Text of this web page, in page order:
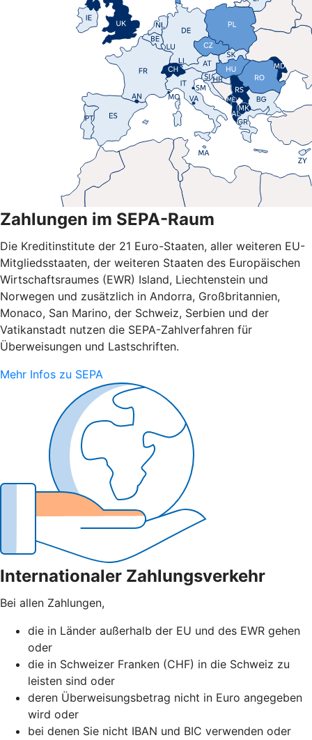
Zahlungen im SEPA-Raum
Die Kreditinstitute der 21 Euro-Staaten, aller weiteren EU-
Mitgliedsstaaten, der weiteren Staaten des Europäischen
Wirtschaftsraumes (EWR) Island, Liechtenstein und
Norwegen und zusätzlich in Andorra, Großbritannien,
Monaco, San Marino, der Schweiz, Serbien und der
Vatikanstadt nutzen die SEPA-Zahlverfahren für
Überweisungen und Lastschriften.
Mehr Infos zu SEPA
Internationaler Zahlungsverkehr
Bei allen Zahlungen,
die in Länder außerhalb der EU und des EWR gehen
oder
die in Schweizer Franken (CHF) in die Schweiz zu
leisten sind oder
deren Überweisungsbetrag nicht in Euro angegeben
wird oder
bei denen Sie nicht IBAN und BIC verwenden oder